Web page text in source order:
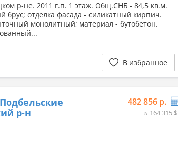
р-не. 2011 г.п. 1 этаж. Общ.СНБ - 84,5 кв.м.
брус; отделка фасада - силикатный кирпич.
монолитный; материал - бутобетон.
В избранное
р-н
482 856 р.
≈ 164 315 $